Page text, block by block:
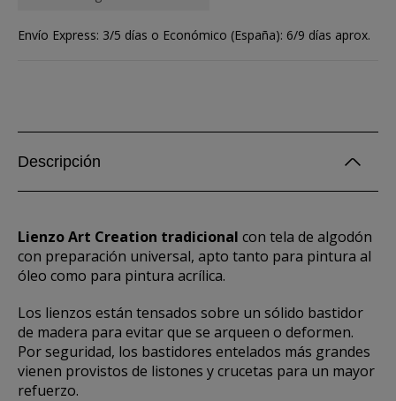
Envío Express: 3/5 días o Económico (España): 6/9 días aprox.
Descripción
Lienzo Art Creation tradicional con tela de algodón
con preparación universal, apto tanto para pintura al
óleo como para pintura acrílica.
Los lienzos están tensados sobre un sólido bastidor
de madera para evitar que se arqueen o deformen.
Por seguridad, los bastidores entelados más grandes
vienen provistos de listones y crucetas para un mayor
refuerzo.